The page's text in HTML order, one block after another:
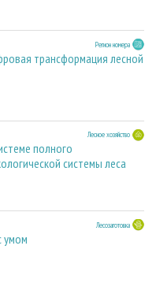
Регион номера
трансформация лесной
Лесное хозяйство
полного
системы леса
Лесозаготовка
умом